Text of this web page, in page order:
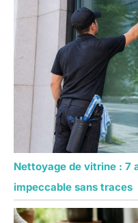
Nettoyage de vitrine : 7
impeccable sans traces